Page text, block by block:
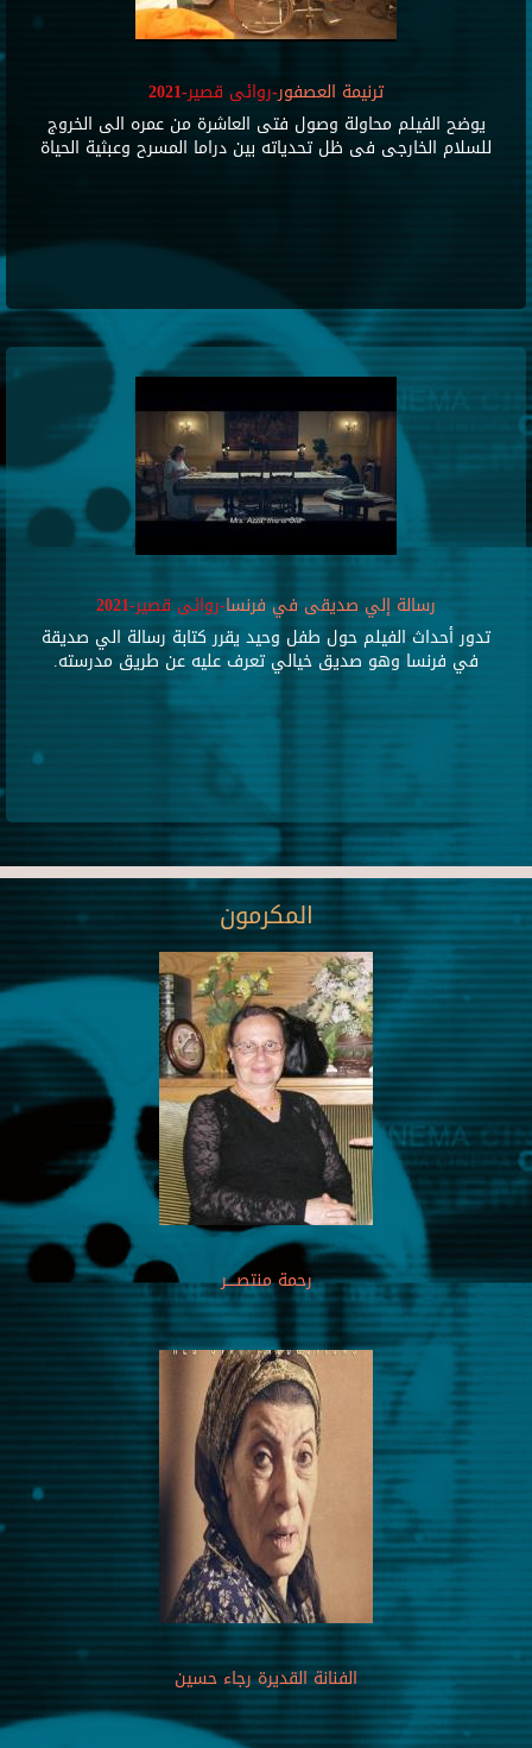
ترنيمة العصفور-روائى قصير-2021
يوضح الفيلم محاولة وصول فتى العاشرة من عمره الى الخروج
للسلام الخارجى فى ظل تحدياته بين دراما المسرح وعبثية الحياة
رسالة إلي صديقى في فرنسا-روائى قصير-2021
تدور أحداث الفيلم حول طفل وحيد يقرر كتابة رسالة الي صديقة
في فرنسا وهو صديق خيالي تعرف عليه عن طريق مدرسته.
المكرمون
رحمة منتصــــر
الفنانة القديرة رجاء حسين